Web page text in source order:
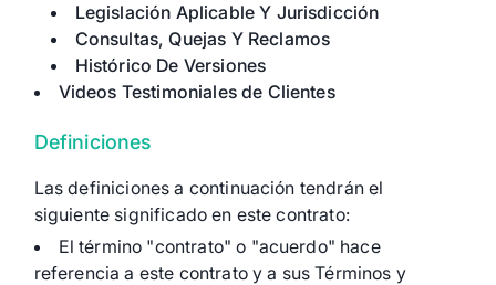
Legislación Aplicable Y Jurisdicción
Consultas, Quejas Y Reclamos
Histórico De Versiones
Videos Testimoniales de Clientes
Definiciones
Las definiciones a continuación tendrán el
siguiente significado en este contrato:
El término "contrato" o "acuerdo" hace
referencia a este contrato y a sus Términos y